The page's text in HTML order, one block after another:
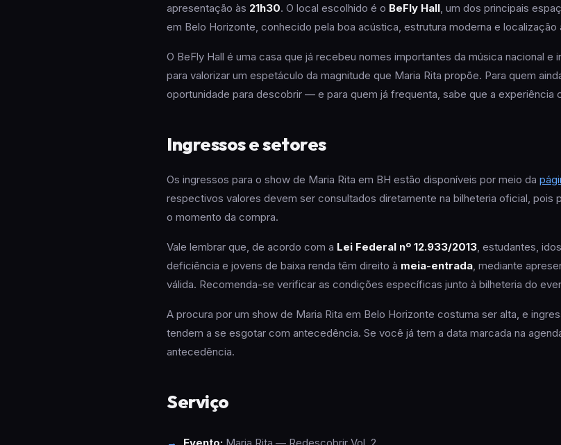
apresentação às 21h30. O local escolhido é o BeFly Hall, um dos principais
em Belo Horizonte, conhecido pela boa acústica, estrutura moderna e localização
O BeFly Hall é uma casa que já recebeu nomes importantes da música nacional
para valorizar um espetáculo da magnitude que Maria Rita propõe. Para quem
oportunidade para descobrir — e para quem já frequenta, sabe que a experiência
Ingressos e setores
Os ingressos para o show de Maria Rita em BH estão disponíveis por meio da
respectivos valores devem ser consultados diretamente na bilheteria oficial, pois
o momento da compra.
Vale lembrar que, de acordo com a Lei Federal nº 12.933/2013, estudantes,
deficiência e jovens de baixa renda têm direito à meia-entrada, mediante
válida. Recomenda-se verificar as condições específicas junto à bilheteria do
A procura por um show de Maria Rita em Belo Horizonte costuma ser alta, e
tendem a se esgotar com antecedência. Se você já tem a data marcada na
antecedência.
Serviço